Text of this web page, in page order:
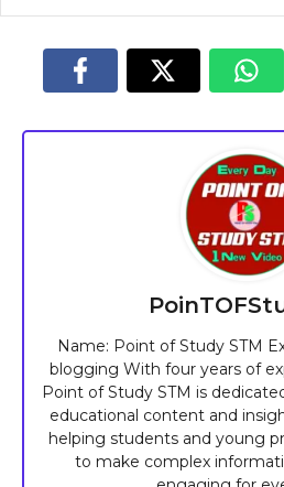
Name: Point of Study STM
blogging With four years of
Point of Study STM is
educational content and
helping students and young
to make complex